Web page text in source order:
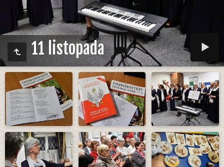
11 listopada